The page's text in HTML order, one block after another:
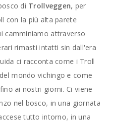
di Trollveggen, per
con la più alta parete
camminiamo attraverso
rimasti intatti sin dall'era
ci racconta come i Troll
mondo vichingo e come
ai nostri giorni. Ci viene
nel bosco, in una giornata
tutto intorno, in una